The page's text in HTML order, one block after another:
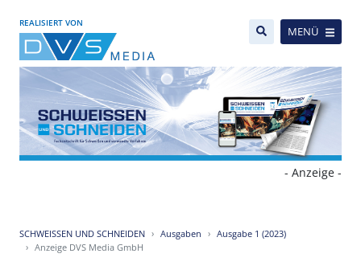
REALISIERT VON
MENÜ
- Anzeige -
SCHWEISSEN UND SCHNEIDEN Ausgaben
Ausgabe 1 (2023)
Anzeige DVS Media GmbH